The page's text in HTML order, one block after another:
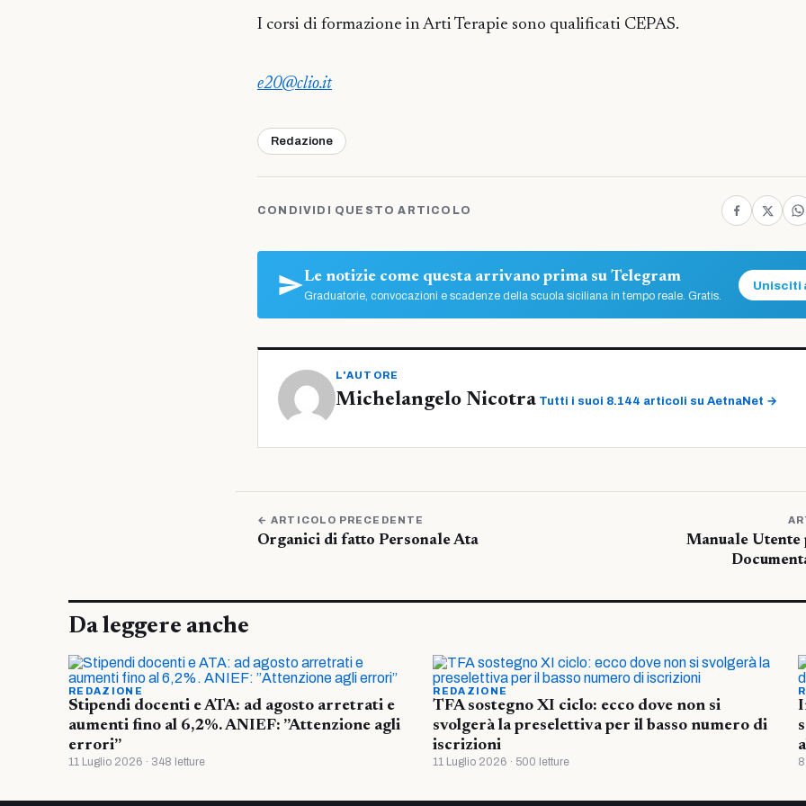
I corsi di formazione in Arti Terapie sono qualificati CEPAS.
e20@clio.it
Redazione
CONDIVIDI QUESTO ARTICOLO
Le notizie come questa arrivano prima su Telegram
Graduatorie, convocazioni e scadenze della scuola siciliana in tempo reale. Gratis.
Unisciti
L'AUTORE
Michelangelo Nicotra Tutti i suoi 8.144 articoli su AetnaNet →
← ARTICOLO PRECEDENTE
Organici di fatto Personale Ata
Manuale Utente
Da leggere anche
REDAZIONE
Stipendi docenti e ATA: ad agosto arretrati e
aumenti fino al 6,2%. ANIEF: ”Attenzione agli
errori”
11 Luglio 2026 · 348 letture
REDAZIONE
TFA sostegno XI ciclo: ecco dove non si
svolgerà la preselettiva per il basso numero di
iscrizioni
11 Luglio 2026 · 500 letture